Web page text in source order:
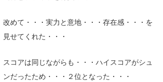
改めて・・・実力と意地・・・存在感・・・を
見せてくれた・・・
スコアは同じながらも・・・ハイスコアがシュ
ンだったため・・・２位となった・・・